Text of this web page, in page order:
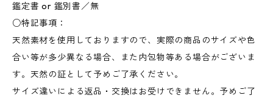
鑑定書 or 鑑別書／無
○特記事項：
天然素材を使用しておりますので、実際の商品のサイズや色
合い等が多少異なる場合、また内包物等ある場合がございま
す。天然の証として予めご了承ください。
サイズ違いによる返品・交換はお受けできません。予めご了